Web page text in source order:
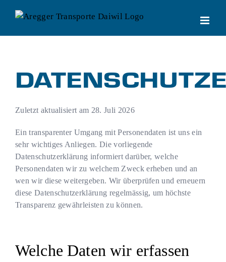
Inhalt
Zuletzt aktualisiert am 28. Juli 2026
Ein transparenter Umgang mit Personendaten ist uns ein
sehr wichtiges Anliegen. Die vorliegende
Datenschutzerklärung informiert darüber, welche
Personendaten wir zu welchem Zweck erheben und an
wen wir diese weitergeben. Wir überprüfen und erneuern
diese Datenschutzerklärung regelmässig, um höchste
Transparenz gewährleisten zu können.
Welche Daten wir erfassen